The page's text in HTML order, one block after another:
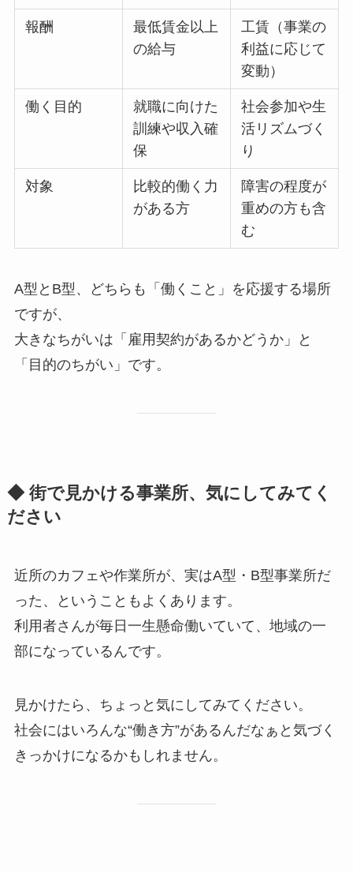
報酬
最低賃金以上
の給与
工賃（事業の
利益に応じて
変動）
働く目的
就職に向けた
訓練や収入確
保
社会参加や生
活リズムづく
り
対象
比較的働く力
がある方
障害の程度が
重めの方も含
む
A型とB型、どちらも「働くこと」を応援する場所
ですが、
大きなちがいは「雇用契約があるかどうか」と
「目的のちがい」です。
◆ 街で見かける事業所、気にしてみてく
ださい
近所のカフェや作業所が、実はA型・B型事業所だ
った、ということもよくあります。
利用者さんが毎日一生懸命働いていて、地域の一
部になっているんです。
見かけたら、ちょっと気にしてみてください。
社会にはいろんな“働き方”があるんだなぁと気づく
きっかけになるかもしれません。